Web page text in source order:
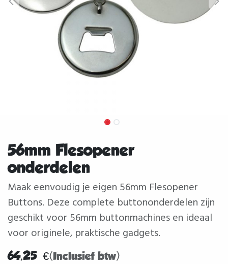
56mm Flesopener
onderdelen
Maak eenvoudig je eigen 56mm Flesopener
Buttons. Deze complete buttononderdelen zijn
geschikt voor 56mm buttonmachines en ideaal
voor originele, praktische gadgets.
64,25 €(Inclusief btw)